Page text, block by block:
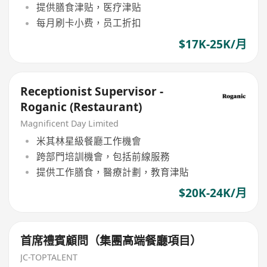
提供膳食津贴，医疗津贴
每月刷卡小费，员工折扣
$17K-25K/月
Receptionist Supervisor -
Roganic (Restaurant)
Magnificent Day Limited
米其林星級餐廳工作機會
跨部門培訓機會，包括前線服務
提供工作膳食，醫療計劃，教育津貼
$20K-24K/月
首席禮賓顧問（集團高端餐廳項目）
JC-TOPTALENT